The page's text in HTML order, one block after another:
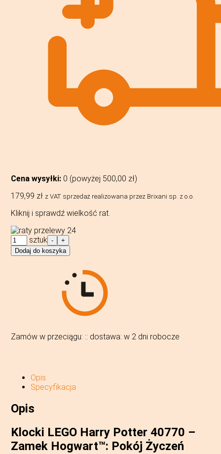
Cena wysyłki: 0 (powyżej 500,00 zł)
179,99 zł z VAT sprzedaż realizowana przez Brixani sp. z o.o.
Kliknij i sprawdź wielkość rat.
ilość
LEGO®
40770
sztuk -
+
Dodaj do koszyka
Zamów w przeciągu: :: dostawa:w 2 dni robocze
Opis
Specyfikacja
Opis
Klocki LEGO Harry Potter 40770 –
Zamek Hogwart™: Pokój Życzeń